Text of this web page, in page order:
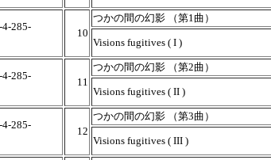
285-
10
つかの間の幻影 （第1曲）
Visions fugitives ( I )
285-
11
つかの間の幻影 （第2曲）
Visions fugitives ( II )
285-
12
つかの間の幻影 （第3曲）
Visions fugitives ( III )